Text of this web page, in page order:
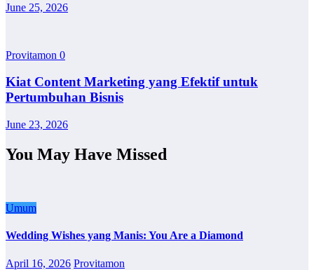
June 25, 2026
Provitamon 0
Kiat Content Marketing yang Efektif untuk
Pertumbuhan Bisnis
June 23, 2026
You May Have Missed
Umum
Wedding Wishes yang Manis: You Are a Diamond
April 16, 2026 Provitamon